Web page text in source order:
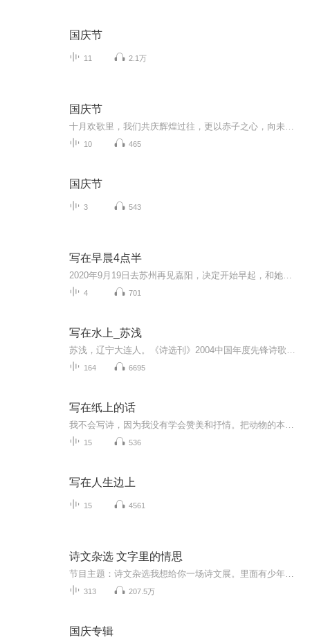
国庆节
11 2.1万
国庆节
10 465
国庆节
3 543
写在早晨4点半
4 701
写在水上_苏浅
164 6695
写在纸上的话
15 536
写在人生边上
15 4561
诗文杂选 文字里的情思
313 207.5万
国庆专辑